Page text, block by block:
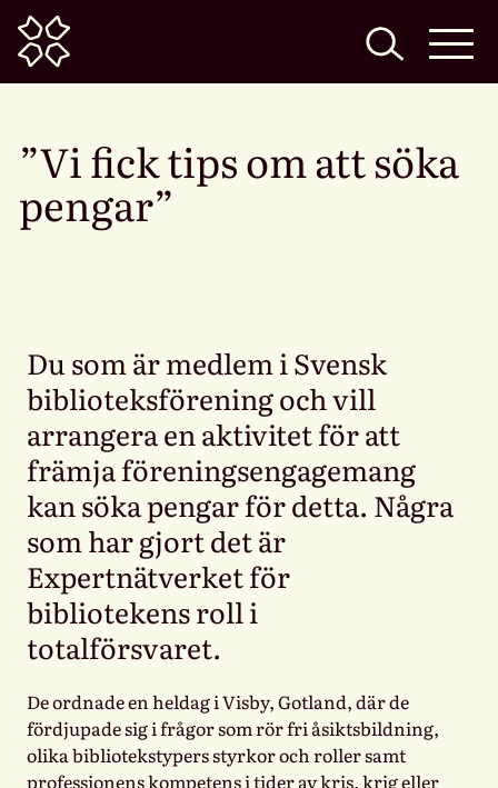
Home
”Vi fick tips om att söka
pengar”
Du som är medlem i Svensk
biblioteksförening och vill
arrangera en aktivitet för att
främja föreningsengagemang
kan söka pengar för detta. Några
som har gjort det är
Expertnätverket för
bibliotekens roll i
totalförsvaret.
De ordnade en heldag i Visby, Gotland, där de
fördjupade sig i frågor som rör fri åsiktsbildning,
olika bibliotekstypers styrkor och roller samt
professionens kompetens i tider av kris, krig eller